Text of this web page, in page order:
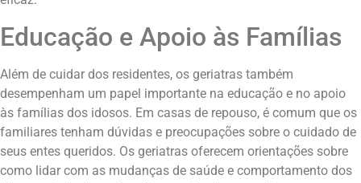
Educação e Apoio às Famílias
Além de cuidar dos residentes, os geriatras também
desempenham um papel importante na educação e no apoio
às famílias dos idosos. Em casas de repouso, é comum que os
familiares tenham dúvidas e preocupações sobre o cuidado de
seus entes queridos. Os geriatras oferecem orientações sobre
como lidar com as mudanças de saúde e comportamento dos